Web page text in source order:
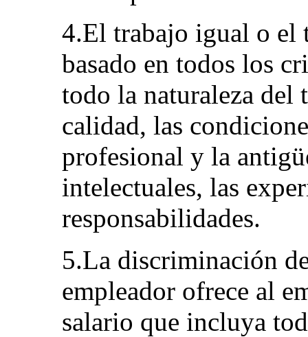
4.El trabajo igual o el
basado en todos los
todo la naturaleza del
calidad, las
profesional y la
intelectuales, las
responsabilidades.
5.La discriminación
empleador ofrece al
salario que incluya